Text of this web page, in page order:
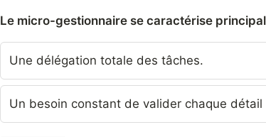
Le micro-gestionnaire se caractérise
Une délégation totale des tâches.
Un besoin constant de valider chaque détail